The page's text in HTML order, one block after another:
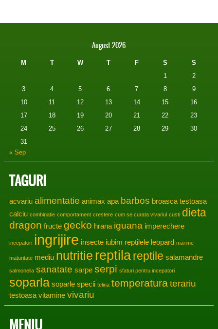
August 2026
M T W T F S
S
1
2
3
4 5 6 7 8
9
10
11 12 13 14 15
16
17
18 19 20 21 22
23
24
25 26 27 28 29
30
31
« Sep
TAGURI
acvariu alimentatie animax apa barbos broasca testoasa
calciu combinatie comportament crestere cum se curata vivariul custi dieta
dragon fructe gecko hrana iguana imperechere
incepatori ingrijire insecte iubim reptilele leopard marime
maturitate mediu nutritie reptilareptile salamandre
salmonella sanatate sarpe serpi sfaturi pentru incepatori
soparla soparle specii telina temperaturaterariu
testoasa vitamine vivariu